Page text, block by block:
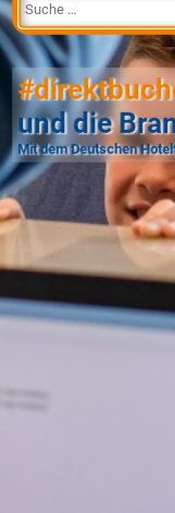
und die
Mit dem Deutschen